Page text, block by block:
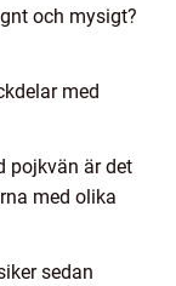
och mysigt?
med
pojkvän är det
med olika
sedan